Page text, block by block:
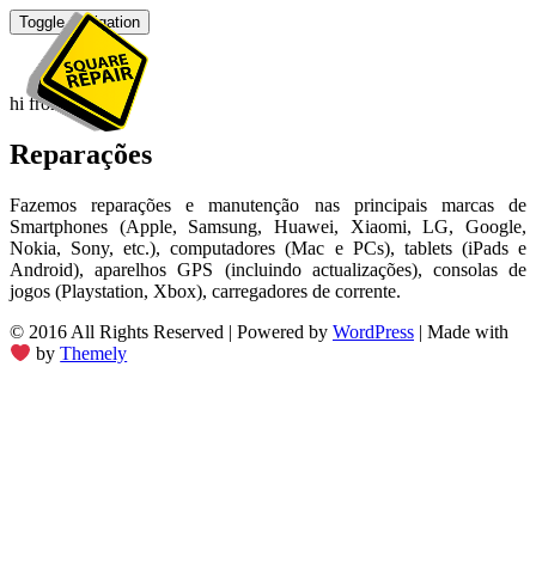
Toggle navigation
hi from wpar
Reparações
Fazemos reparações e manutenção nas principais marcas de
Smartphones (Apple, Samsung, Huawei, Xiaomi, LG, Google,
Nokia, Sony, etc.), computadores (Mac e PCs), tablets (iPads e
Android), aparelhos GPS (incluindo actualizações), consolas de
jogos (Playstation, Xbox), carregadores de corrente.
© 2016 All Rights Reserved | Powered by WordPress | Made with
byThemely